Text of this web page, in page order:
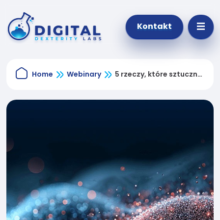
Kontakt
Home Webinary
5 rzeczy, które sztuczna
Konieczne
Te pliki cookie